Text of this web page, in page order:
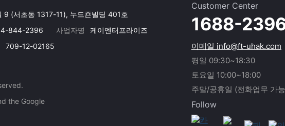
(서초동 1317-11), 누드죤빌딩 401호
844-2396 사업자명
케이엔터프라이즈
709-12-02165
the Google
Customer Center
1688-
이메일 info@ft-uhak.com
평일 09:30~18:30
토요일 10:00~18:00
주말/공휴일 (전화업무 가
Follow